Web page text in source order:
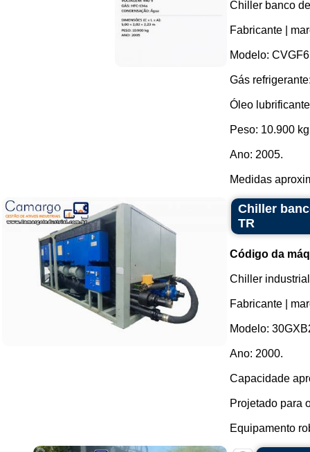
Chiller banco
Fabricante |
Modelo:
Gás
Óleo
Peso: 10.900
Ano: 2005.
Medidas
Chiller
TR
Código da
Chiller
Fabricante |
Modelo:
Ano: 2000.
Capacidade
Projetado para
Equipamento